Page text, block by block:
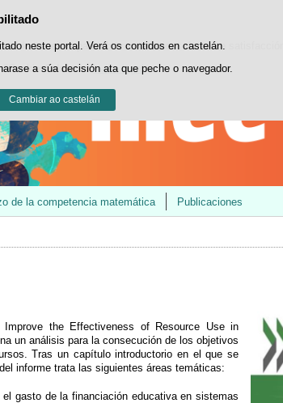
de terceiros para obter estatísticas de uso e satisfacción.
"Cookies" do nosoaviso legal.
Rexeitar
neste portal. Verá os contidos en castelán.
a súa decisión ata que peche o navegador.
Cambiar ao castelán
ao contido
Contacto
de la competencia matemática Publicaciones
the Effectiveness of Resource Use in
un análisis para la consecución de los objetivos
Tras un capítulo introductorio en el que se
informe trata las siguientes áreas temáticas:
gasto de la financiación educativa en sistemas